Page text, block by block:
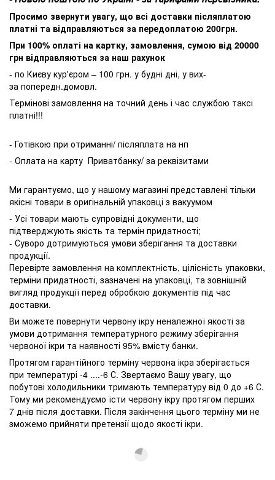
Просимо звернути увагу, що всі доставки післяплатою
платні та відправляються за передоплатою 200грн.
При 100% оплаті на картку, замовлення, сумою від 20000
грн відправляються за наш рахунок
- по Києву кур'єром – 100 грн. у будні дні, у вих-
за попередн.домовл.
Термінові замовлення на точний день і час службою таксі
платні!!!
- Готівкою при отриманні/ післяплата на нп
- Оплата на карту Приватбанку/ за реквізитами
Ми гарантуємо, що у нашому магазині представлені тільки
якісні товари в оригінальній упаковці з вакуумом
- Усі товари мають супровідні документи, що
підтверджують якість та термін придатності;
- Суворо дотримуються умови зберігання та доставки
продукції.
Перевірте замовлення на комплектність, цілісність упаковки,
терміни придатності, зазначені на упаковці, та зовнішній
вигляд продукції перед обробкою документів під час
доставки.
Ви можете повернути червону ікру неналежної якості за
умови дотримання температурного режиму зберігання
червоної ікри та наявності 95% вмісту банки.
Протягом гарантійного терміну червона ікра зберігається
при температурі -4 ....-6 С. Звертаємо Вашу увагу, що
побутові холодильники тримають температуру від 0 до +6 С.
Тому ми рекомендуємо їсти червону ікру протягом перших
7 днів після доставки. Після закінчення цього терміну ми не
зможемо прийняти претензії щодо якості ікри.